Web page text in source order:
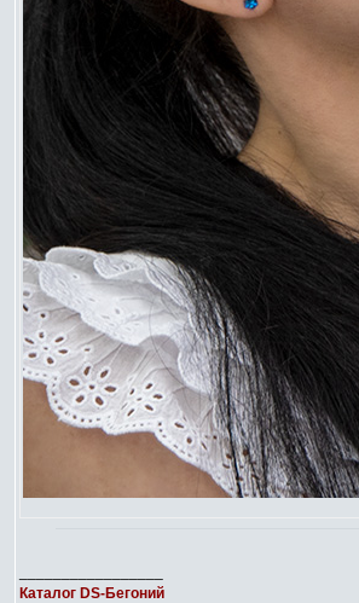
Каталог DS-Бегоний